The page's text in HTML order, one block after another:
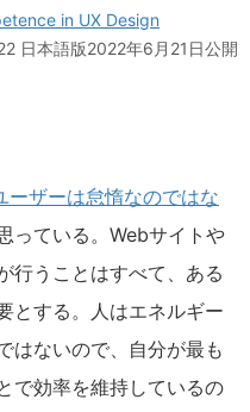
n
in UX Design
日本語版2022年6月21日公開
ーザーは怠惰なのではな
っている。Webサイトや
行うことはすべて、ある
とする。人はエネルギー
はないので、自分が最も
で効率を維持しているの